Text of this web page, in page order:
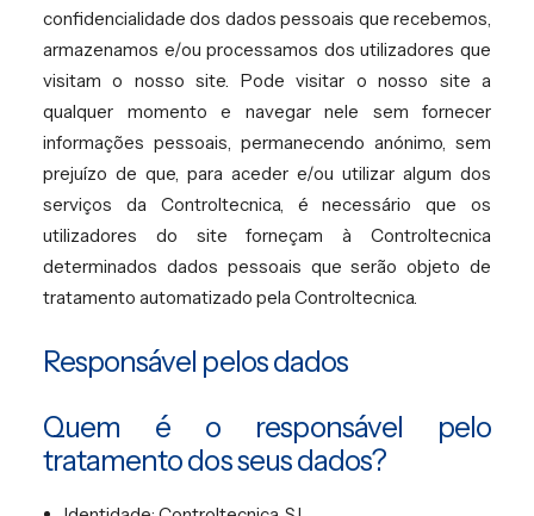
Contato
ES
EN
PT
confidencialidade dos dados pessoais que recebemos,
armazenamos e/ou processamos dos utilizadores que
visitam o nosso site. Pode visitar o nosso site a
qualquer momento e navegar nele sem fornecer
informações pessoais, permanecendo anónimo, sem
prejuízo de que, para aceder e/ou utilizar algum dos
serviços da Controltecnica, é necessário que os
utilizadores do site forneçam à Controltecnica
determinados dados pessoais que serão objeto de
tratamento automatizado pela Controltecnica.
Responsável pelos dados
Quem é o responsável pelo
tratamento dos seus dados?